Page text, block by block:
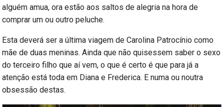
alguém amua, ora estão aos saltos de alegria na hora de
comprar um ou outro peluche.
Esta deverá ser a última viagem de Carolina Patrocínio como
mãe de duas meninas. Ainda que não quisessem saber o sexo
do terceiro filho que aí vem, o que é certo é que para já a
atenção está toda em Diana e Frederica. E numa ou noutra
obsessão destas.